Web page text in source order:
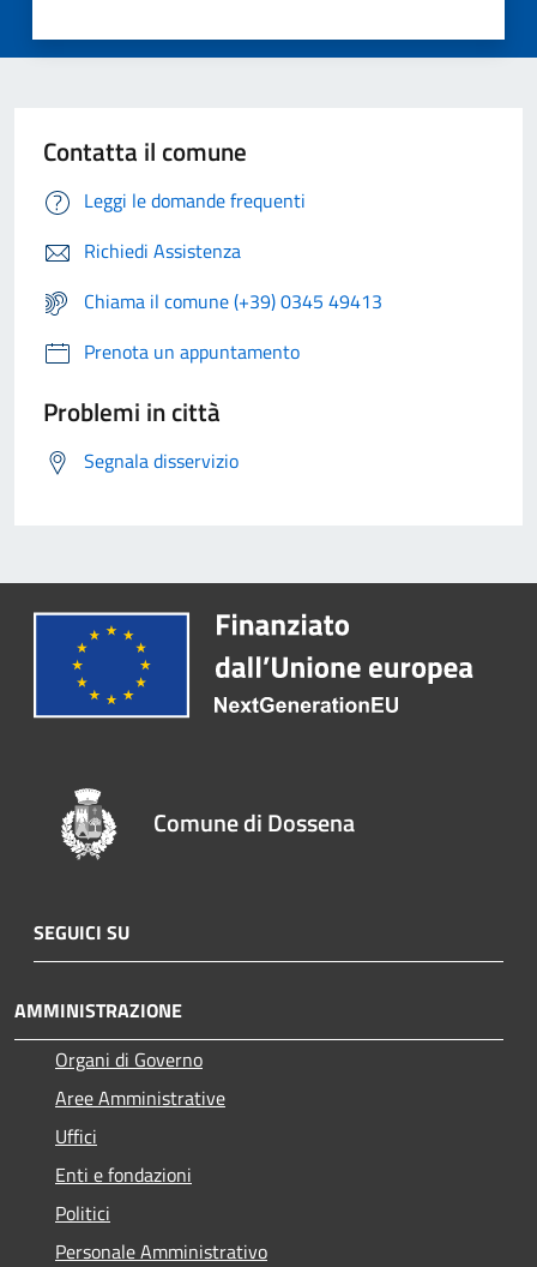
Contatta il comune
Leggi le domande frequenti
Richiedi Assistenza
Chiama il comune (+39) 0345 49413
Prenota un appuntamento
Problemi in città
Segnala disservizio
Comune di Dossena
SEGUICI SU
AMMINISTRAZIONE
Organi di Governo
Aree Amministrative
Uffici
Enti e fondazioni
Politici
Personale Amministrativo